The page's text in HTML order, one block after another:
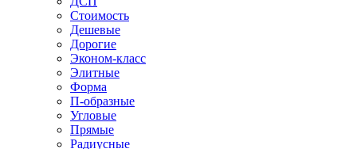
Стоимость
Дешевые
Дорогие
Эконом-класс
Элитные
Форма
П-образные
Угловые
Прямые
Радиусные